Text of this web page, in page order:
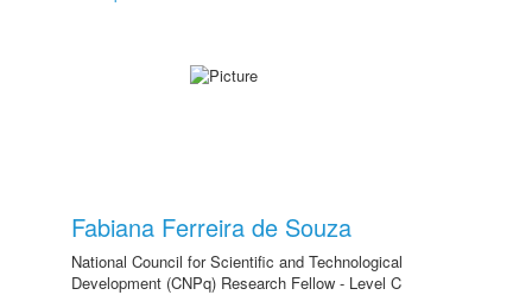
Fabiana Ferreira de Souza
National Council for Scientific and Technological
Development (CNPq) Research Fellow - Level C